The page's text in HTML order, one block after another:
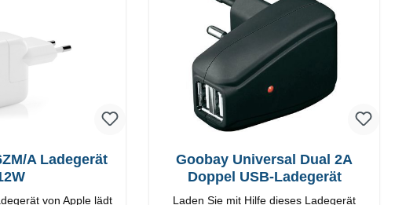
A Ladegerät
von Apple lädt
Goobay Universal Dual 2A
Doppel USB-Ladegerät
Laden Sie mit Hilfe dieses Ladegerät